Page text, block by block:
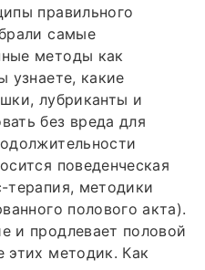
правильного
самые
методы как
узнаете, какие
лубриканты и
без вреда для
поведенческая
терапия, методики
полового акта).
и продлевает половой
этих методик. Как